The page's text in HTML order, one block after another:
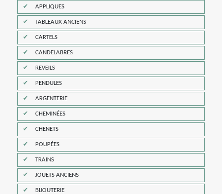
APPLIQUES
TABLEAUX ANCIENS
CARTELS
CANDELABRES
REVEILS
PENDULES
ARGENTERIE
CHEMINÉES
CHENETS
POUPÉES
TRAINS
JOUETS ANCIENS
BIJOUTERIE